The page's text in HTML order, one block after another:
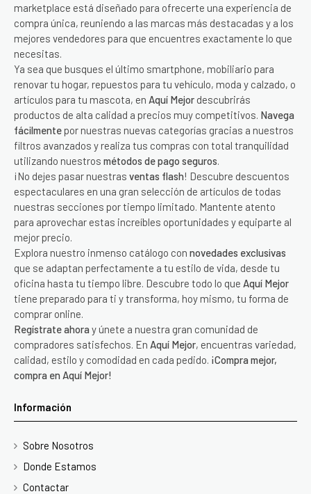
marketplace está diseñado para ofrecerte una experiencia de
compra única, reuniendo a las marcas más destacadas y a los
mejores vendedores para que encuentres exactamente lo que
necesitas.
Ya sea que busques el último smartphone, mobiliario para
renovar tu hogar, repuestos para tu vehículo, moda y calzado, o
artículos para tu mascota, en Aquí Mejor descubrirás
productos de alta calidad a precios muy competitivos. Navega
fácilmente por nuestras nuevas categorías gracias a nuestros
filtros avanzados y realiza tus compras con total tranquilidad
utilizando nuestros métodos de pago seguros.
¡No dejes pasar nuestras ventas flash! Descubre descuentos
espectaculares en una gran selección de artículos de todas
nuestras secciones por tiempo limitado. Mantente atento
para aprovechar estas increíbles oportunidades y equiparte al
mejor precio.
Explora nuestro inmenso catálogo con novedades exclusivas
que se adaptan perfectamente a tu estilo de vida, desde tu
oficina hasta tu tiempo libre. Descubre todo lo que Aquí Mejor
tiene preparado para ti y transforma, hoy mismo, tu forma de
comprar online.
Regístrate ahora y únete a nuestra gran comunidad de
compradores satisfechos. En Aquí Mejor, encuentras variedad,
calidad, estilo y comodidad en cada pedido. ¡Compra mejor,
compra en Aquí Mejor!
Información
Sobre Nosotros
Donde Estamos
Contactar